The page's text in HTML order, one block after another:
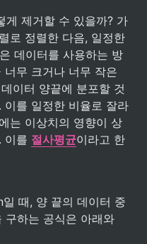
게 제거할 수 있을까? 가
로 정렬한 다음, 일정한
데이터를 사용하는 방
무 크거나 너무 작은
이터 양끝에 분포할 것
를 일정한 비율로 잘라
는 이상치의 영향이 상
이를 절사평균이라고 한
때, 양 끝의 데이터 중
구하는 공식은 아래와